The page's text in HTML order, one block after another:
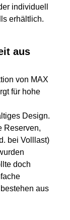
individuell
erhältlich.
aus
von MAX
für hohe
Design.
Reserven,
bei Volllast)
doch
aus